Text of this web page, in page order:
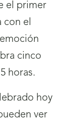
el primer
con el
cinco
horas.
hoy
ver